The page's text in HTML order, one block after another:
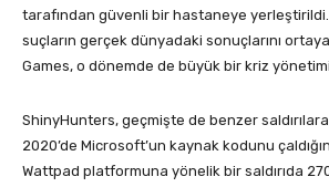
tarafından güvenli bir hastaneye
suçların gerçek dünyadaki sonuçlarını
Games, o dönemde de büyük bir kriz
ShinyHunters, geçmişte de benzer
2020’de Microsoft’un kaynak kodunu
Wattpad platformuna yönelik bir saldırıda